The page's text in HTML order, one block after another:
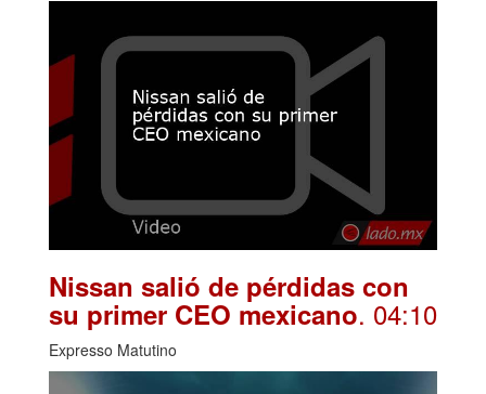
Nissan salió de pérdidas con
su primer CEO mexicano. 04:10
Expresso Matutino